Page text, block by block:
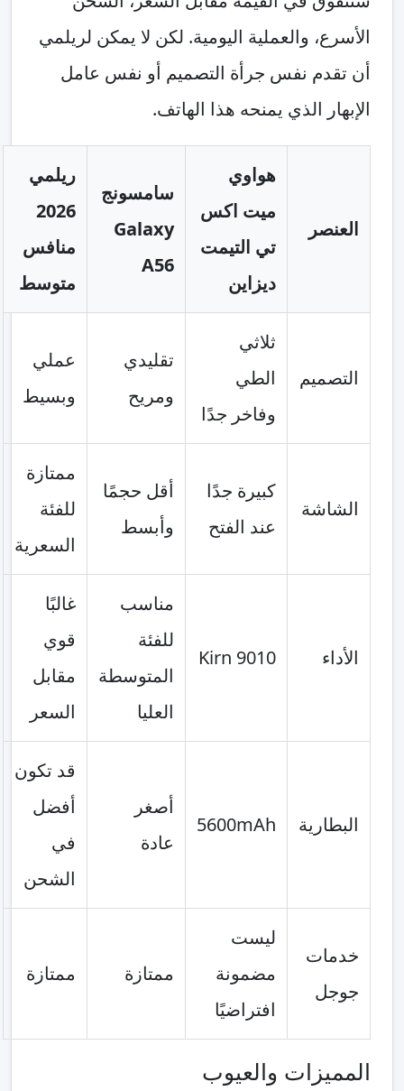
الأسرع، والعملية اليومية. لكن لا يمكن لريلمي
أن تقدم نفس جرأة التصميم أو نفس عامل
الإبهار الذي يمنحه هذا الهاتف.
العنصر
هواوي
ميت اكس
تي التيمت
ديزاين
سامسونج
Galaxy
A56
ريلمي
2026
منافس
متوسط
التصميم
ثلاثي
الطي
وفاخر جدًا
تقليدي
ومريح
عملي
وبسيط
الشاشة
كبيرة جدًا
عند الفتح
أقل حجمًا
وأبسط
ممتازة
للفئة
السعرية
الأداء Kirn 9010
مناسب
للفئة
المتوسطة
العليا
غالبًا
قوي
مقابل
السعر
البطارية 5600mAh
أصغر
عادة
قد تكون
أفضل
في
الشحن
خدمات
جوجل
ليست
مضمونة
افتراضيًا
ممتازة ممتازة
المميزات والعيوب